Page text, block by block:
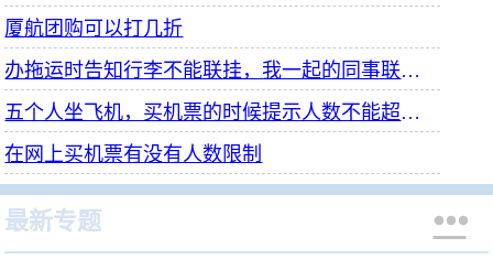
厦航团购可以打几折
办拖运时告知行李不能联挂，我一起的同事联挂了，为什么
五个人坐飞机，买机票的时候提示人数不能超过四个咋办
在网上买机票有没有人数限制
最新专题 